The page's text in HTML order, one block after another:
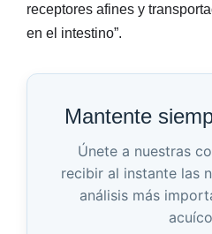
receptores afines y
en el intestino”.
Mantente
Únete a nuestras
recibir al instante las
análisis más